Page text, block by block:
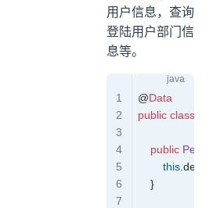
用户信息，查询
登陆用户部门信
息等。
@Data
public class
    public
        this
    }